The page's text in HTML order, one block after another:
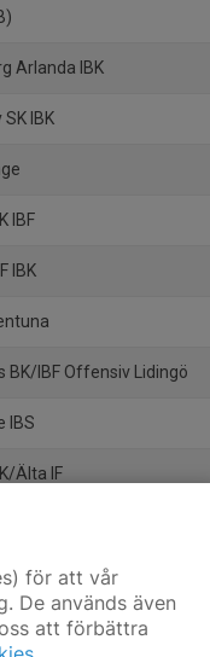
Arlanda IBK
IBK
IBF
IBK
BK/IBF Offensiv Lidingö
IBS
Älta IF
IBK (B)
för att vår
De används även
att förbättra